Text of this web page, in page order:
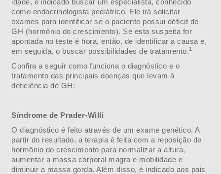
como endocrinologista pediátrico. Ele irá solicitar
exames para identificar se o paciente possui déficit de
GH (hormônio do crescimento). Se esta suspeita for
apontada no teste é hora, então, de identificar a causa e,
em seguida, o buscar possibilidades de tratamento.1
Confira a seguir como funciona o diagnóstico e o
tratamento das principais doenças que levam à
deficiência de GH:
Síndrome de Prader-Willi
O diagnóstico é feito através de um exame genético. A
partir do resultado, a terapia é feita com a reposição de
hormônio do crescimento para normalizar a altura,
aumentar a massa corporal magra e mobilidade e
diminuir a massa gorda. Além disso, é indicado aos pais